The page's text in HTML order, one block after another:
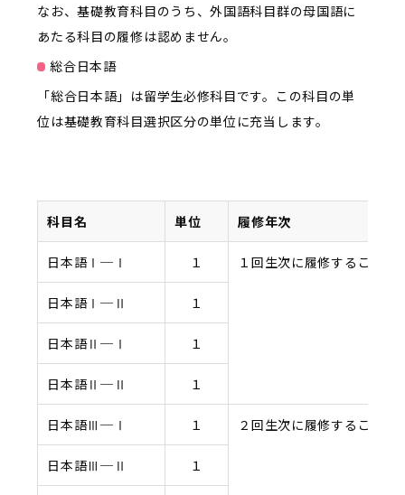
なお、基礎教育科目のうち、外国語科目群の母国語に
あたる科目の履修は認めません。
総合日本語
「総合日本語」は留学生必修科目です。この科目の単
位は基礎教育科目選択区分の単位に充当します。
科目名 単位 履修年次
日本語Ⅰ─Ⅰ １ １回生次に履修すること
日本語Ⅰ─Ⅱ １
日本語Ⅱ─Ⅰ １
日本語Ⅱ─Ⅱ １
日本語Ⅲ─Ⅰ １ ２回生次に履修すること
日本語Ⅲ─Ⅱ １